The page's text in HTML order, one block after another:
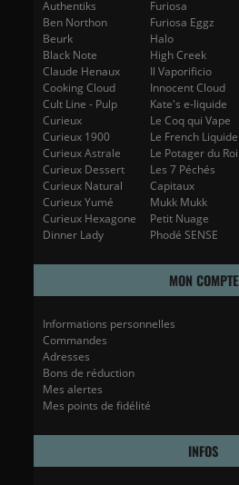
Authentiks
Ben Northon
Beurk
Black Note
Claude Henaux
Cooking Cloud
Cult Line - Pulp
Curieux
Curieux 1900
Curieux Astrale
Curieux Dessert
Curieux Natural
Curieux Yumé
Curieux Hexagone
Dinner Lady
Furiosa
Furiosa Eggz
Halo
High Creek
Il Vaporificio
Innocent Cloud
Kate's e-liquide
Le Coq qui Vape
Le French Liquide
Le Potager du Roi
Les 7 Péchés
Capitaux
Mukk Mukk
Petit Nuage
Phodé SENSE
MON COMPTE
Informations personnelles
Commandes
Adresses
Bons de réduction
Mes alertes
Mes points de fidélité
INFOS